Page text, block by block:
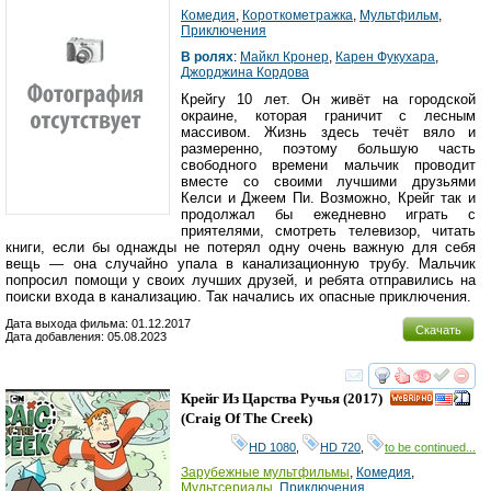
Комедия, Короткометражка, Мультфильм,
Приключения
В ролях: Майкл Кронер, Карен Фукухара,
Джорджина Кордова
Крейгу 10 лет. Он живёт на городской
окраине, которая граничит с лесным
массивом. Жизнь здесь течёт вяло и
размеренно, поэтому большую часть
свободного времени мальчик проводит
вместе со своими лучшими друзьями
Келси и Джеем Пи. Возможно, Крейг так и
продолжал бы ежедневно играть с
приятелями, смотреть телевизор, читать
книги, если бы однажды не потерял одну очень важную для себя
вещь — она случайно упала в канализационную трубу. Мальчик
попросил помощи у своих лучших друзей, и ребята отправились на
поиски входа в канализацию. Так начались их опасные приключения.
Скачать
Дата выхода фильма: 01.12.2017
Дата добавления: 05.08.2023
смотреть
Крейг Из Царства Ручья (2017)
(Craig Of The Creek)
HD 1080 HD 720 to be continued...
Зарубежные мультфильмы, Комедия,